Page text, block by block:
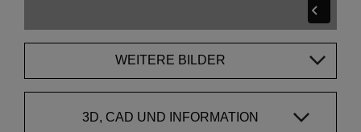
WEITERE BILDER
3D, CAD UND INFORMATION